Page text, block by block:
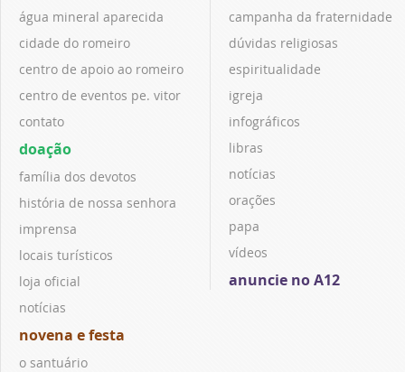
água mineral aparecida
cidade do romeiro
centro de apoio ao romeiro
centro de eventos pe. vitor
contato
doação
família dos devotos
história de nossa senhora
imprensa
locais turísticos
loja oficial
notícias
novena e festa
o santuário
campanha da fraternidade
dúvidas religiosas
espiritualidade
igreja
infográficos
libras
notícias
orações
papa
vídeos
anuncie no A12